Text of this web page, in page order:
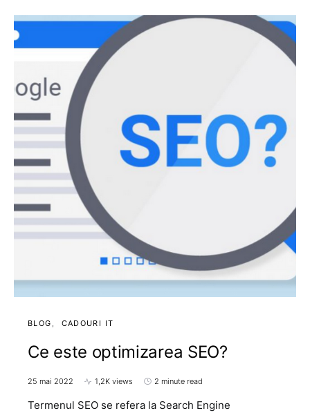
BLOG CADOURI IT
Ce este optimizarea SEO?
25 mai 2022 1,2K views 2 minute read
Termenul SEO se refera la Search Engine